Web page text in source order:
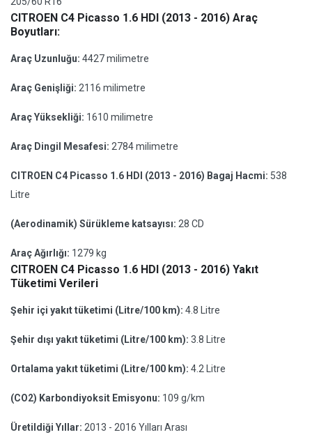
CITROEN C4 Picasso 1.6 HDI (2013 - 2016) Araç
Boyutları:
Araç Uzunluğu: 4427 milimetre
Araç Genişliği: 2116 milimetre
Araç Yüksekliği: 1610 milimetre
Araç Dingil Mesafesi: 2784 milimetre
CITROEN C4 Picasso 1.6 HDI (2013 - 2016) Bagaj Hacmi: 538
Litre
(Aerodinamik) Sürükleme katsayısı: 28 CD
Araç Ağırlığı: 1279 kg
CITROEN C4 Picasso 1.6 HDI (2013 - 2016) Yakıt
Tüketimi Verileri
Şehir içi yakıt tüketimi (Litre/100 km): 4.8 Litre
Şehir dışı yakıt tüketimi (Litre/100 km): 3.8 Litre
Ortalama yakıt tüketimi (Litre/100 km): 4.2 Litre
(CO2) Karbondiyoksit Emisyonu: 109 g/km
Üretildiği Yıllar: 2013 - 2016 Yılları Arası